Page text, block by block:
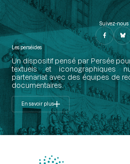
Suivez-nous
Les perséides
Un dispositif pensé par Persée
textuels et iconographiques
partenariat avec des équipes de
documentaires.
En savoir plus